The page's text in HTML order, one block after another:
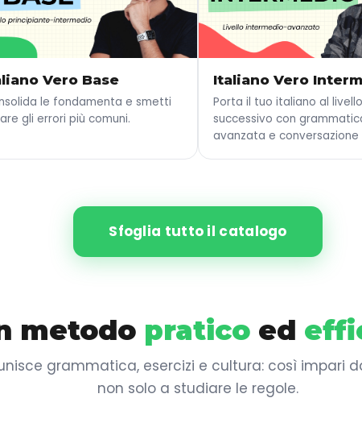
Vero Base
le fondamenta e smetti
gli errori più comuni.
Italiano Vero
Porta il tuo italiano al livello
successivo con
avanzata e conversazione
Sfoglia tutto il catalogo
metodo praticoed
grammatica, esercizi e cultura: così impari
non solo a studiare le regole.